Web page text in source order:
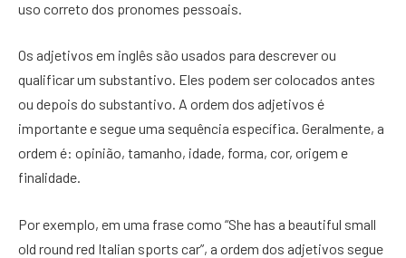
uso correto dos pronomes pessoais.
Os adjetivos em inglês são usados para descrever ou
qualificar um substantivo. Eles podem ser colocados antes
ou depois do substantivo. A ordem dos adjetivos é
importante e segue uma sequência específica. Geralmente, a
ordem é: opinião, tamanho, idade, forma, cor, origem e
finalidade.
Por exemplo, em uma frase como “She has a beautiful small
old round red Italian sports car”, a ordem dos adjetivos segue